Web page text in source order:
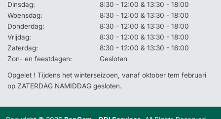
Dinsdag:
8:30 - 12:00 & 13:30 - 18:00
Woensdag:
8:30 - 12:00 & 13:30 - 18:00
Donderdag:
8:30 - 12:00 & 13:30 - 18:00
Vrijdag:
8:30 - 12:00 & 13:30 - 18:00
Zaterdag:
8:30 - 12:00 & 13:30 - 16:00
Zon- en feestdagen:
Gesloten
Opgelet ! Tijdens het winterseizoen, vanaf oktober tem februari
op ZATERDAG NAMIDDAG gesloten.